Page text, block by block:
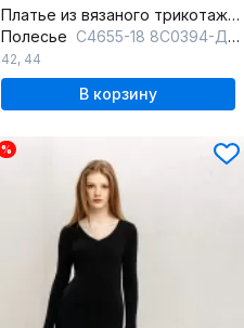
Платье из вязаного трикотажа с воротником стойка
Полесье С4655-18 8С0394-Д43 164 бордовая_роза
42, 44
В корзину
%